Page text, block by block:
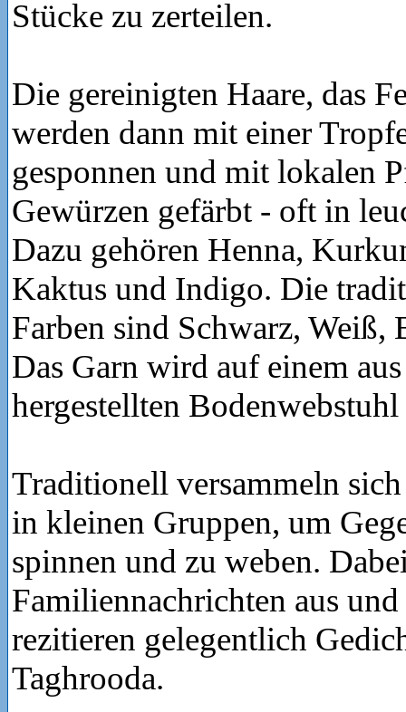
Stücke zu zerteilen.
Die gereinigten Haare, das
werden dann mit einer
gesponnen und mit lokalen
Gewürzen gefärbt - oft in
Dazu gehören Henna,
Kaktus und Indigo. Die
Farben sind Schwarz, Weiß,
Das Garn wird auf einem
hergestellten
Traditionell versammeln
in kleinen Gruppen, um
spinnen und zu weben.
Familiennachrichten aus
rezitieren gelegentlich
Taghrooda.